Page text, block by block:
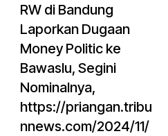
RW di Bandung
Laporkan Dugaan
Money Politic ke
Bawaslu, Segini
Nominalnya,
https://priangan.tribu
nnews.com/2024/11/